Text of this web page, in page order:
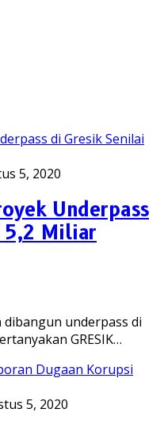
5, 2020
Underpass
5,2 Miliar
dibangun underpass di
GRESIK…
5, 2020